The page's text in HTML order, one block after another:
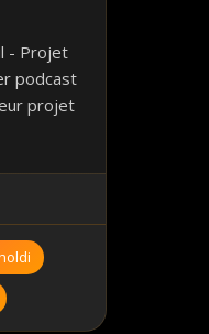
- Projet
podcast
projet